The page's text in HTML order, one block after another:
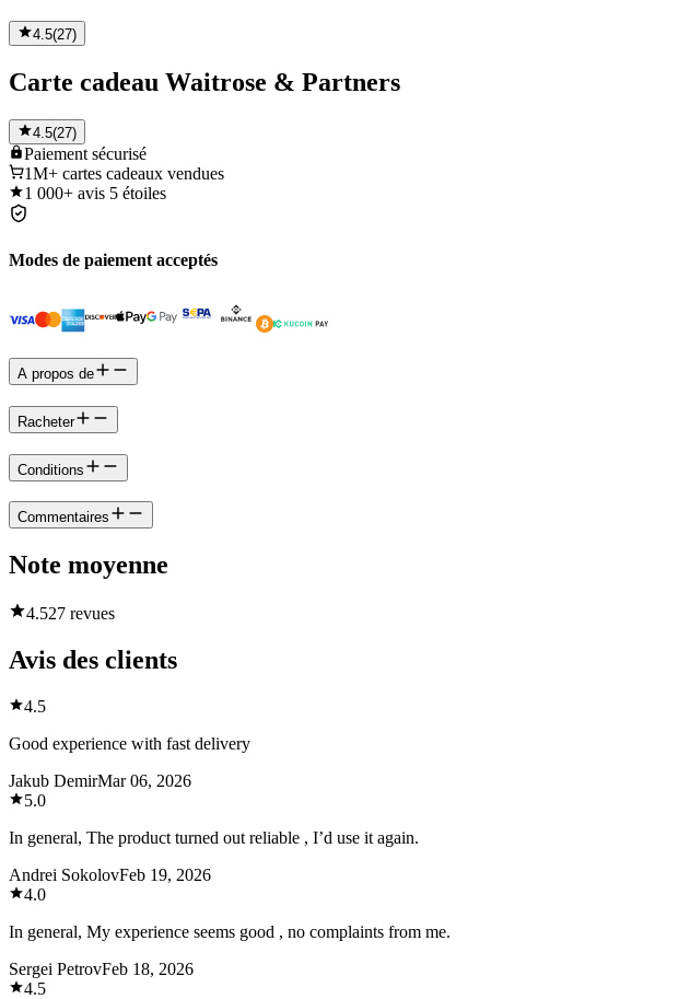
4.5(27)
Carte cadeau Waitrose & Partners
4.5(27)
Paiement sécurisé
1M+ cartes cadeaux vendues
1 000+ avis 5 étoiles
Modes de paiement acceptés
A propos de
Racheter
Conditions
Commentaires
Note moyenne
4.527 revues
Avis des clients
4.5
Good experience with fast delivery
Jakub DemirMar 06, 2026
5.0
In general, The product turned out reliable , I’d use it again.
Andrei SokolovFeb 19, 2026
4.0
In general, My experience seems good , no complaints from me.
Sergei PetrovFeb 18, 2026
4.5